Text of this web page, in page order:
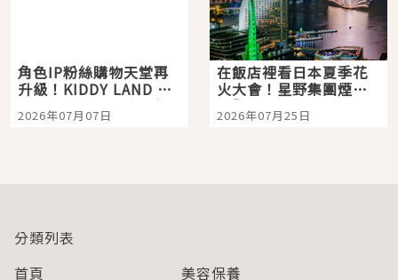
角色IP粉絲購物天堂再
升級！KIDDY LAND 原
宿店吉伊卡哇迎客，新
開幕 OMOKADO 店3分
2026年07月07日
在飯店裡看日本夏季花
火大會！星野集團煙火
景觀飯店6選，讓你不用
人擠人悠閒欣賞
2026年07月25日
分類列表
首頁
美容保養